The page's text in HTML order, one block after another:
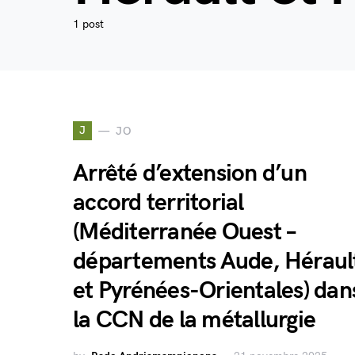
1 post
J JO
Arrêté d’extension d’un
accord territorial
(Méditerranée Ouest –
départements Aude,
et Pyrénées-Orientales)
la CCN de la métallurgie